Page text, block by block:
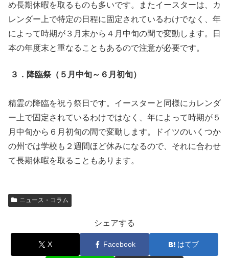
め長期休暇を取るものも多いです。またイースターは、カ
レンダー上で特定の日程に固定されているわけでなく、年
によって時期が３月末から４月中旬の間で変動します。日
本の年度末と重なることもあるので注意が必要です。
３．降臨祭（５月中旬～６月初旬）
精霊の降臨を祝う祭日です。イースターと同様にカレンダ
ー上で固定されているわけではなく、年によって時期が５
月中旬から６月初旬の間で変動します。ドイツのいくつか
の州では学校も２週間ほど休みになるので、それに合わせ
て長期休暇を取ることもあります。
ニュース・コラム
シェアする
X Facebook はてブ